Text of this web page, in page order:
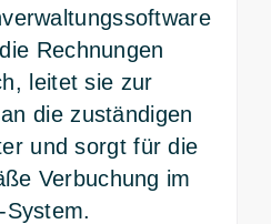
Rechnungen
leitet sie zur
die zuständigen
und sorgt für die
Verbuchung im
System.